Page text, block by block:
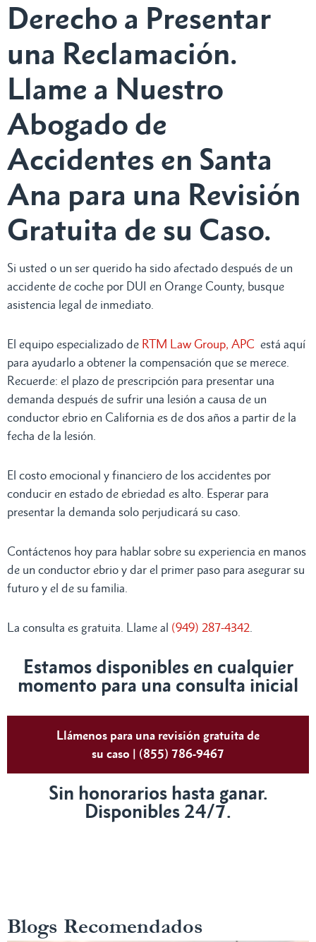
Derecho a Presentar
una Reclamación.
Llame a Nuestro
Abogado de
Accidentes en Santa
Ana para una Revisión
Gratuita de su Caso.
Si usted o un ser querido ha sido afectado después de un
accidente de coche por DUI en Orange County, busque
asistencia legal de inmediato.
El equipo especializado de RTM Law Group, APC está aquí
para ayudarlo a obtener la compensación que se merece.
Recuerde: el plazo de prescripción para presentar una
demanda después de sufrir una lesión a causa de un
conductor ebrio en California es de dos años a partir de la
fecha de la lesión.
El costo emocional y financiero de los accidentes por
conducir en estado de ebriedad es alto. Esperar para
presentar la demanda solo perjudicará su caso.
Contáctenos hoy para hablar sobre su experiencia en manos
de un conductor ebrio y dar el primer paso para asegurar su
futuro y el de su familia.
La consulta es gratuita. Llame al (949) 287-4342
Estamos disponibles en cualquier
momento para una consulta inicial
Llámenos para una revisión gratuita de
su caso | (855) 786-9467
Sin honorarios hasta ganar.
Disponibles 24/7.
Blogs Recomendados